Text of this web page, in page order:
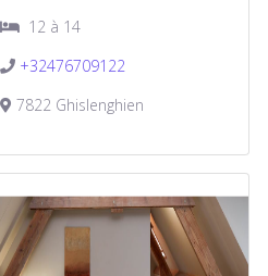
12 à 14
+32476709122
7822 Ghislenghien